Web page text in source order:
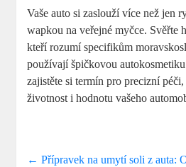
Vaše auto si zaslouží více než jen
wapkou na veřejné myčce. Svěřte
kteří rozumí specifikům
používají špičkovou
zajistěte si termín pro precizní
životnost i hodnotu vašeho
← Přípravek na umytí soli z auta: